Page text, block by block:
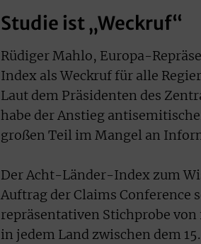
Studie ist „Weckruf“
Rüdiger Mahlo, Europa-
Index als Weckruf für alle
Laut dem Präsidenten des
habe der Anstieg
großen Teil im Mangel an
Der Acht-Länder-Index zum
Auftrag der Claims Conference
repräsentativen Stichprobe von
in jedem Land zwischen dem